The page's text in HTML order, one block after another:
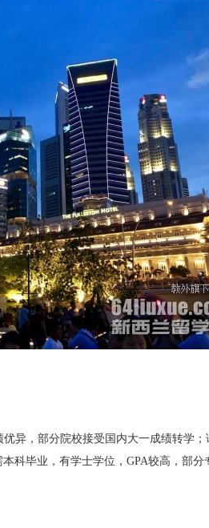
异，部分院校接受国内大一成绩转学；
科毕业，有学士学位，GPA较高，部分